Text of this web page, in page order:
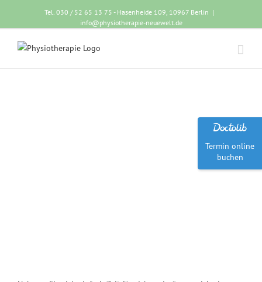
Tel. 030 / 52 65 13 75 - Hasenheide 109, 10967 Berlin |
info@physiotherapie-neuewelt.de
Termin online
buchen